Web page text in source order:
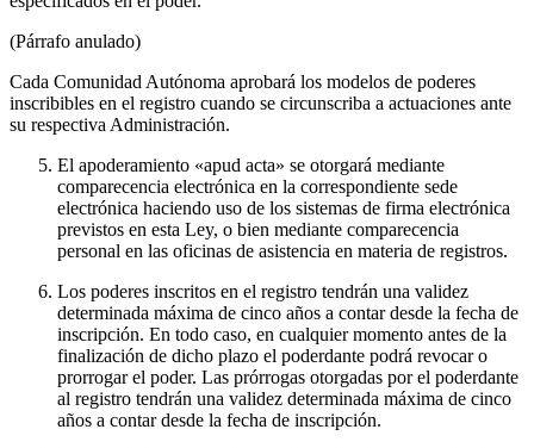
(Párrafo anulado)
Cada Comunidad Autónoma aprobará los modelos de poderes
inscribibles en el registro cuando se circunscriba a actuaciones ante
su respectiva Administración.
El apoderamiento «apud acta» se otorgará mediante
comparecencia electrónica en la correspondiente sede
electrónica haciendo uso de los sistemas de firma electrónica
previstos en esta Ley, o bien mediante comparecencia
personal en las oficinas de asistencia en materia de registros.
Los poderes inscritos en el registro tendrán una validez
determinada máxima de cinco años a contar desde la fecha de
inscripción. En todo caso, en cualquier momento antes de la
finalización de dicho plazo el poderdante podrá revocar o
prorrogar el poder. Las prórrogas otorgadas por el poderdante
al registro tendrán una validez determinada máxima de cinco
años a contar desde la fecha de inscripción.